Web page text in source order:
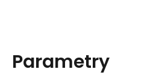
Parametry